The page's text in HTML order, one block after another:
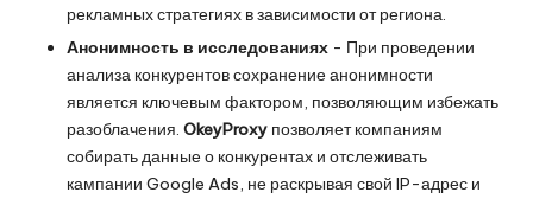
рекламных стратегиях в зависимости от региона.
Анонимность в исследованиях - При проведении
анализа конкурентов сохранение анонимности
является ключевым фактором, позволяющим избежать
разоблачения. OkeyProxy позволяет компаниям
собирать данные о конкурентах и отслеживать
кампании Google Ads, не раскрывая свой IP-адрес и